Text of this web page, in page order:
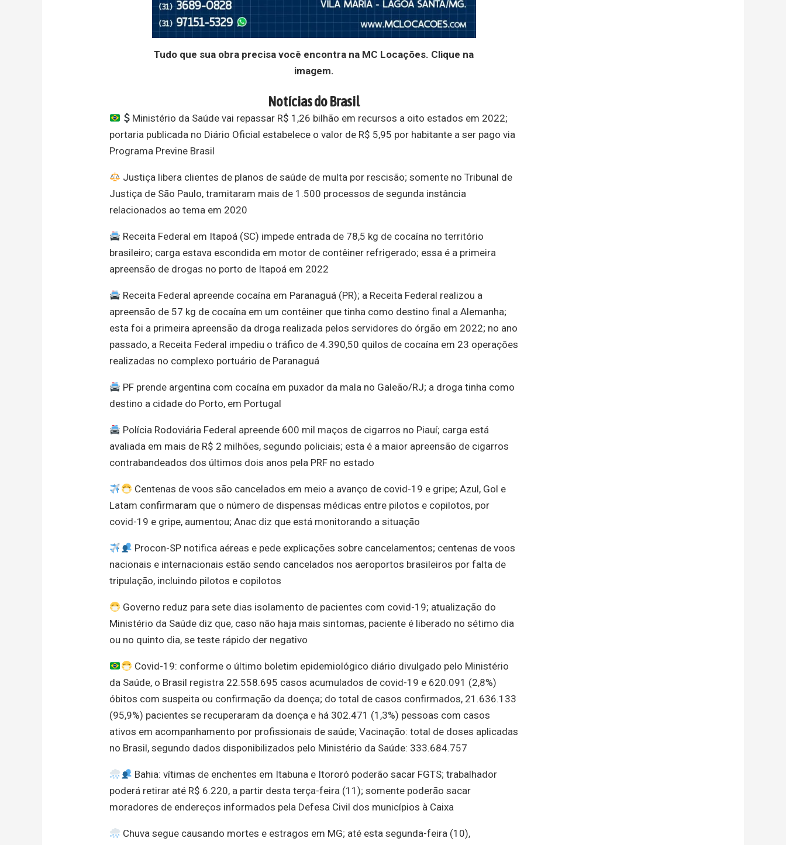
Tudo que sua obra precisa você encontra na MC Locações. Clique na
imagem.
Notícias do Brasil
Ministério da Saúde vai repassar R$ 1,26 bilhão em recursos a oito estados em 2022;
portaria publicada no Diário Oficial estabelece o valor de R$ 5,95 por habitante a ser pago via
Programa Previne Brasil
Justiça libera clientes de planos de saúde de multa por rescisão; somente no Tribunal de
Justiça de São Paulo, tramitaram mais de 1.500 processos de segunda instância
relacionados ao tema em 2020
Receita Federal em Itapoá (SC) impede entrada de 78,5 kg de cocaína no território
brasileiro; carga estava escondida em motor de contêiner refrigerado; essa é a primeira
apreensão de drogas no porto de Itapoá em 2022
Receita Federal apreende cocaína em Paranaguá (PR); a Receita Federal realizou a
apreensão de 57 kg de cocaína em um contêiner que tinha como destino final a Alemanha;
esta foi a primeira apreensão da droga realizada pelos servidores do órgão em 2022; no ano
passado, a Receita Federal impediu o tráfico de 4.390,50 quilos de cocaína em 23 operações
realizadas no complexo portuário de Paranaguá
PF prende argentina com cocaína em puxador da mala no Galeão/RJ; a droga tinha como
destino a cidade do Porto, em Portugal
Polícia Rodoviária Federal apreende 600 mil maços de cigarros no Piauí; carga está
avaliada em mais de R$ 2 milhões, segundo policiais; esta é a maior apreensão de cigarros
contrabandeados dos últimos dois anos pela PRF no estado
Centenas de voos são cancelados em meio a avanço de covid-19 e gripe; Azul, Gol e
Latam confirmaram que o número de dispensas médicas entre pilotos e copilotos, por
covid-19 e gripe, aumentou; Anac diz que está monitorando a situação
Procon-SP notifica aéreas e pede explicações sobre cancelamentos; centenas de voos
nacionais e internacionais estão sendo cancelados nos aeroportos brasileiros por falta de
tripulação, incluindo pilotos e copilotos
Governo reduz para sete dias isolamento de pacientes com covid-19; atualização do
Ministério da Saúde diz que, caso não haja mais sintomas, paciente é liberado no sétimo dia
ou no quinto dia, se teste rápido der negativo
Covid-19: conforme o último boletim epidemiológico diário divulgado pelo Ministério
da Saúde, o Brasil registra 22.558.695 casos acumulados de covid-19 e 620.091 (2,8%)
óbitos com suspeita ou confirmação da doença; do total de casos confirmados, 21.636.133
(95,9%) pacientes se recuperaram da doença e há 302.471 (1,3%) pessoas com casos
ativos em acompanhamento por profissionais de saúde; Vacinação: total de doses aplicadas
no Brasil, segundo dados disponibilizados pelo Ministério da Saúde: 333.684.757
Bahia: vítimas de enchentes em Itabuna e Itororó poderão sacar FGTS; trabalhador
poderá retirar até R$ 6.220, a partir desta terça-feira (11); somente poderão sacar
moradores de endereços informados pela Defesa Civil dos municípios à Caixa
Chuva segue causando mortes e estragos em MG; até esta segunda-feira (10),